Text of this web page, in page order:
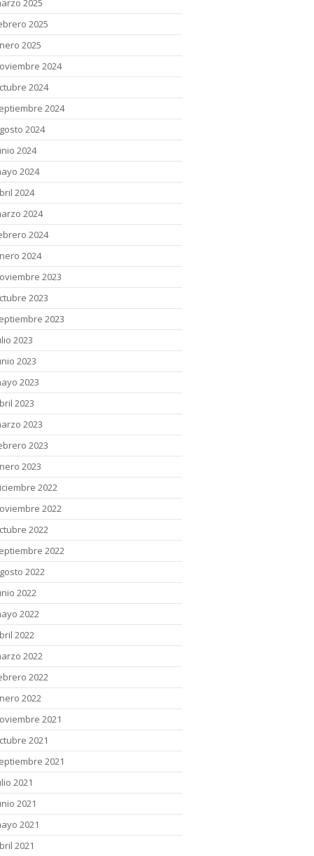
2025
2025
2024
2024
2024
2024
2024
2024
2024
2024
2024
2024
2023
2023
2023
2023
2023
2023
2023
2023
2023
2023
2022
2022
2022
2022
2022
2022
2022
2022
2022
2022
2022
2021
2021
2021
2021
2021
2021
2021